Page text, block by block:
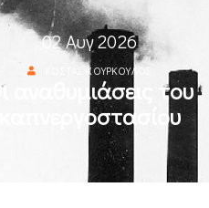
02 Αυγ 2026
ΚΏΣΤΑΣ ΚΟΎΡΚΟΥΛΟΣ
Οι αναθυμιάσεις του
καπνεργοστασίου